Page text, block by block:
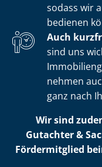
sodass wir
bedienen
Auch
sind uns
nehmen
ganz nach
Wir sind
Gutachter &
Fördermitglied